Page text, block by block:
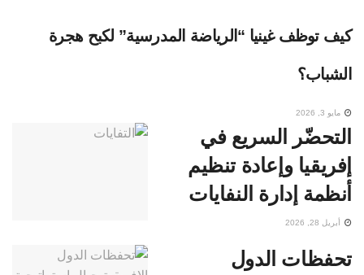
كيف توظف غينيا “الرياضة المدرسية” لكبح هجرة
الشباب؟
مايو 3, 2026
التحضّر السريع في
إفريقيا وإعادة تنظيم
أنظمة إدارة النفايات
أبريل 28, 2026
تحفظات الدول